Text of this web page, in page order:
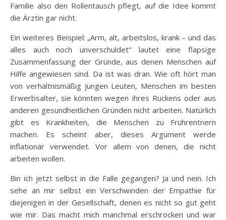
Familie also den Rollentausch pflegt, auf die Idee kommt
die Ärztin gar nicht.
Ein weiteres Beispiel: „Arm, alt, arbeitslos, krank – und das
alles auch noch unverschuldet“ lautet eine flapsige
Zusammenfassung der Gründe, aus denen Menschen auf
Hilfe angewiesen sind. Da ist was dran. Wie oft hört man
von verhältnismäßig jungen Leuten, Menschen im besten
Erwerbsalter, sie könnten wegen ihres Rückens oder aus
anderen gesundheitlichen Gründen nicht arbeiten. Natürlich
gibt es Krankheiten, die Menschen zu Frührentnern
machen. Es scheint aber, dieses Argument werde
inflationär verwendet. Vor allem von denen, die nicht
arbeiten wollen.
Bin ich jetzt selbst in die Falle gegangen? Ja und nein. Ich
sehe an mir selbst ein Verschwinden der Empathie für
diejenigen in der Gesellschaft, denen es nicht so gut geht
wie mir. Das macht mich manchmal erschrocken und war